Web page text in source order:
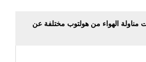
مناولة الهواء من هولتوب مختلفة عن